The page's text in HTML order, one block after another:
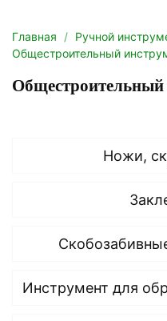
Главная
Ручной
Общестроительный
Общестроительный
Ножи,
Инструмент для